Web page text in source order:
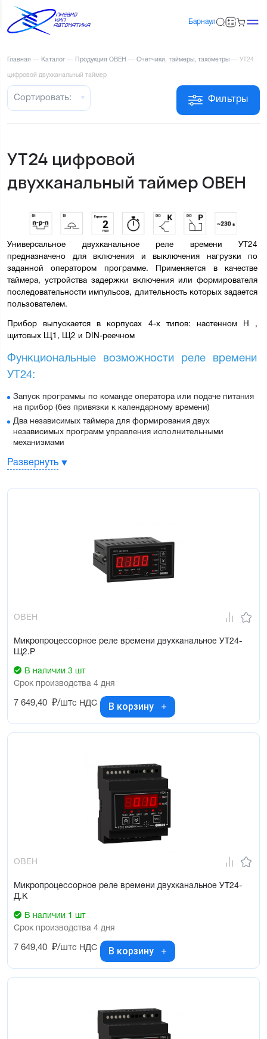
Барнаул
Главная — Каталог — Продукция ОВЕН — Счетчики, таймеры, тахометры — УТ24
цифровой двухканальный таймер
Фильтры
Сортировать:
УТ24 цифровой
двухканальный таймер ОВЕН
Универсальное двухканальное реле времени УТ24
предназначено для включения и выключения нагрузки по
заданной оператором программе. Применяется в качестве
таймера, устройства задержки включения или формирователя
последовательности импульсов, длительность которых задается
пользователем.
Прибор выпускается в корпусах 4-х типов: настенном Н ,
щитовых Щ1, Щ2 и DIN-реечном
Функциональные возможности реле времени
УТ24:
Запуск программы по команде оператора или подаче питания
на прибор (без привязки к календарному времени)
Два независимых таймера для формирования двух
независимых программ управления исполнительными
механизмами
1...30 шагов (каждый шаг задает включение/выключение
Программирование кнопками на лицевой панели прибора
Сохранение текущих значений и параметров программы при
Защита параметров от несанкционированного доступа
Развернуть
ОВЕН
Микропроцессорное реле времени двухканальное УТ24-
Щ2.Р
В наличии 3 шт
Срок производства 4 дня
7 649,40 ₽/штс НДС В корзину
ОВЕН
Микропроцессорное реле времени двухканальное УТ24-
Д.К
В наличии 1 шт
Срок производства 4 дня
7 649,40 ₽/штс НДС В корзину